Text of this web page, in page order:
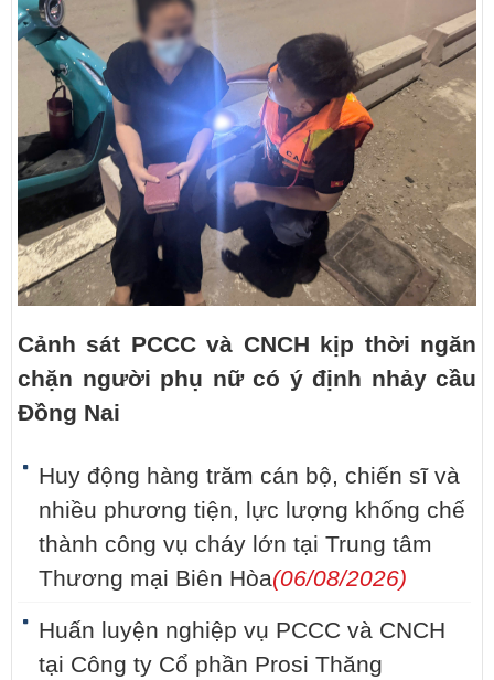
Cảnh sát PCCC và CNCH kịp thời ngăn
chặn người phụ nữ có ý định nhảy cầu
Đồng Nai
Huy động hàng trăm cán bộ, chiến sĩ và
nhiều phương tiện, lực lượng khống chế
thành công vụ cháy lớn tại Trung tâm
Thương mại Biên Hòa(06/08/2026)
Huấn luyện nghiệp vụ PCCC và CNCH
tại Công ty Cổ phần Prosi Thăng